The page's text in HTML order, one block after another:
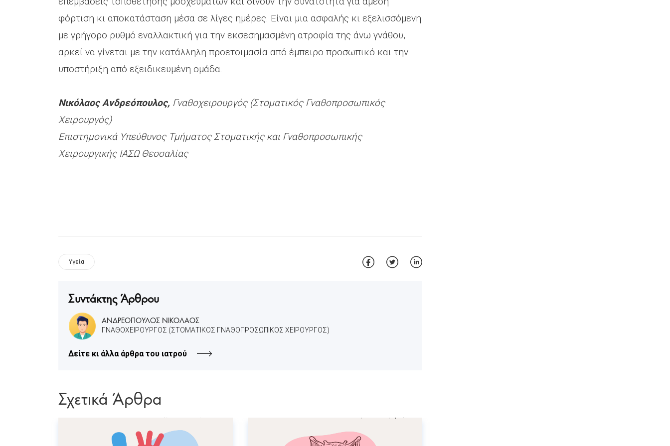
φόρτιση κι αποκατάσταση μέσα σε λίγες ημέρες. Είναι μια ασφαλής κι εξελισσόμενη
με γρήγορο ρυθμό εναλλακτική για την εκσεσημασμένη ατροφία της άνω γνάθου,
αρκεί να γίνεται με την κατάλληλη προετοιμασία από έμπειρο προσωπικό και την
υποστήριξη από εξειδικευμένη ομάδα.
Νικόλαος Ανδρεόπουλος, Γναθοχειρουργός (Στοματικός Γναθοπροσωπικός
Χειρουργός)
Επιστημονικά Υπεύθυνος Τμήματος Στοματικής και Γναθοπροσωπικής
Χειρουργικής ΙΑΣΩ Θεσσαλίας
Υγεία
Συντάκτης Άρθρου
ΑΝΔΡΕΟΠΟΥΛΟΣ ΝΙΚΟΛΑΟΣ
ΓΝΑΘΟΧΕΙΡΟΥΡΓΟΣ (ΣΤΟΜΑΤΙΚΟΣ ΓΝΑΘΟΠΡΟΣΩΠΙΚΟΣ ΧΕΙΡΟΥΡΓΟΣ)
Δείτε κι άλλα άρθρα του ιατρού
Σχετικά Άρθρα